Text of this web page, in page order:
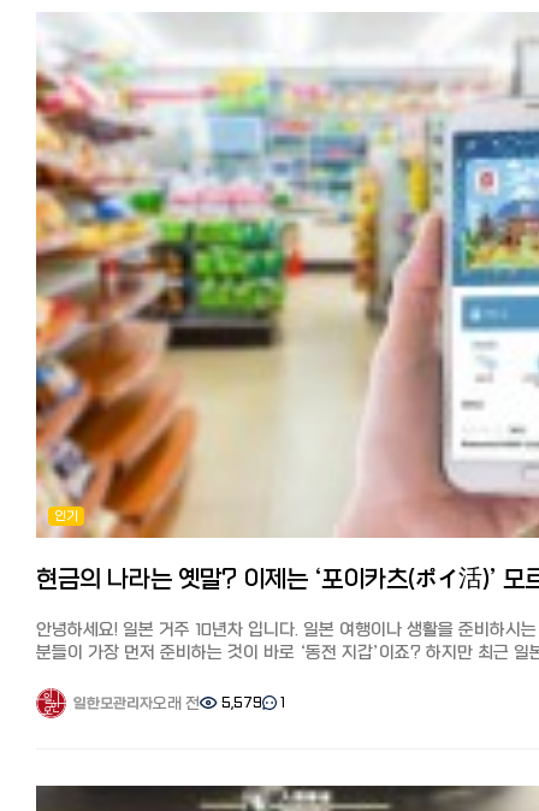
구매하는 것입니다.
SAZO(사조)의 사용법, 자세히 보려면 여기↓ 일본에서 한국제품 직구,
구매대행사이트 추천! 일본 온라인쇼핑몰보다 싼 SAZO(사조), 쿠폰
Amazon(아마존) 특징 일본 최대 규모의 온라인 쇼핑몰인 아마존에서도
한국 화장품이 계속해서 늘어나고 있습니다.
품목 구성이 한국 화장품 전문 온라인몰에 비하면 적지만, 일본 창고에서
발송이 많아 아마존 프라임을 이용하면 다음 날~2일 내에 도착하고
배송비가 저렴한 것이 가장 큰 특징입니다.
배송비 한 건의 주문 총액이 2,000엔 이상이면 무료 배송인 점포가
많습니다. 프라임 회원은 무료 배송입니다.
아마존에서 한국 화장품 확인하기
라쿠텐 시장 특징 라쿠텐 시장에서도 한국 화장품이 매년 늘어나고
있습니다.
아마존과 마찬가지로 일본 발송이 많아 배송이 1~3일 내로 빠르며, 쇼핑
마라톤이나 라쿠텐 슈퍼 세일 기간을 이용하면 실질적으로 일본 최저가
구매할 수 있는 경우가 많습니다.
라쿠텐 이용자라면 SPU(포인트 배율 상승)로 더욱 저렴하게 한국 화장
구매할 수 있습니다.
배송비 한 건의 주문 총액이 3,980엔 이상이면 무료 배송인 점포가
많습니다. 3,980엔 미만일 경우 약 500~800엔 정도입니다.
라쿠텐 시장에서 한국 화장품 확인하기
DHOLIC(디홀릭) 특징 DHOLIC(디홀릭)도 무신사와 마찬가지로 패션
일본 법인이 운영하고 있어 고객지원이 탄탄하고, 반품·교환도 쉬워 해외
한국 패션 아이템과 함께 구매할 수 있고, 배송비가 저렴하며 배송이 빠
점도 추천 포인트입니다.
550엔
DHOLIC(디홀릭)에서 한국 화장품 확인하기 StyleKorean(스타일코
브랜드 공식과 제휴가 많아 정품만 취급하고, 타임세일·브랜드세일 등을
내려가는 일이 드물어 겨울 한달살기에 가장 적합합니다.
5. 현지 분위기: 나의 성향과 맞는 도시는? 도쿄: "바쁘고 세련된 도시인의
삶". 인프라가 완벽하고 현대적인 문화를 선호하는 분들에게 최고의
선택입니다. 오사카: "활기차고 정겨운 이웃". 사람들과 소통하기 좋아하고
에너지가 넘치는 환경을 원한다면 오사카가 정답입니다. 후쿠오카:
"여유롭고 조용한 일상". 복잡한 대도시보다 바다와 자연이 가까운 곳에
느긋하게 지내고 싶은 분들에게 추천합니다. 교토: "전통과 사색의 시간".
고즈넉한 사찰과 골목을 거닐며 일본의 역사를 느끼고 싶은 분들에게
적합하지만, 넘치는 관광객은 감수해야 합니다.
총평: 나에게 맞는 도시 찾기 현대적인 인프라와 다양한 볼거리가
중요하다면? ➡ 도쿄 사람 냄새 나는 시장과 맛있는 음식, 가성비가
중요하다면? ➡ 오사카 가장 저렴한 비용으로 여유로운 생활을 즐기고
싶다면? ➡ 후쿠오카 일본 특유의 전통적인 미학에 푹 빠지고 싶다면? ➡
교토
여러분의 일본 한달살기 드림 시티는 어디인가요?
댓글로 여러분의 계획이나 궁금한 점을 공유해 주세요! 다음 포스팅에서
각 도시별 숙소 예약 꿀팁을 소개해 드릴게요.
#일본한달살기 #일본여행 #도쿄한달살기 #오사카한달살기 #
후쿠오카한달살기 #교토한달살기 #일본생활비 #일본날씨 #
한달살기추천 #해외한달살기
조용하고 정돈된 분위기가 강합니다. 오사카(나니와): 예로부터 '천하의
부엌'이라 불리던 상업 도시입니다. 실용적인 이익과 인간관계, 활발한
교류를 중시하는 상인 정신이 도시의 근간이 되었습니다. 2. 말투의 온도
차: 표준어 vs 관서벤(사투리) 도쿄: 표준어를 사용하며 어조가 부드럽고
정중합니다. 상대방과 일정한 거리를 유지하는 세련된 느낌을 줍니다.
오사카: '관서벤(칸사이벤)'이라 불리는 특유의 사투리를 씁니다. 억양이
강하고 리듬감이 있어 감정 표현이 풍부하고 훨씬 활기찬 인상을 줍니다.
예시 비교 도쿄: "そうですね (소데스네 / 그렇네요)" - 정중한 동의 오사카:
"そやな〜！ (소야나 / 그렇지~!)" - 친근한 맞장구 3. 인간관계와 대화
방식 도쿄 사람: 타인에게 폐를 끼치지 않는 '메이와쿠(迷惑)' 문화를
최우선으로 합니다. 처음엔 조심스럽고 경계하는 듯 보이지만, 한 번 쌓인
신뢰는 깊고 오래갑니다. 엘리베이터나 전철에서는 침묵이 기본 매너입
오사카 사람: 개방적이고 정이 많습니다. 초면에도 스스럼없이 말을 걸며,
시장이나 식당에서도 사장님과 손님이 친구처럼 농담을 주고받는 풍경이
흔합니다. 모르는 사람에게 길을 물어도 자기 일처럼 친절하게 알려주는
'따뜻한 오지랖'이 특징입니다. 4. 돈을 쓰는 법: 품격 vs 가성비 두 지역의
경제 관념은 확연히 다릅니다. 도쿄: 브랜드와 품질, 그리고 **'트렌드'**를
중시합니다. 가격이 비싸더라도 내 삶의 가치를 높여주는 물건이라면
기꺼이 지불합니다. (자랑할 때: "이거 정말 비싼 거야.") 오사카: 실용성과
'가성비'가 최고입니다. "손해 보는 것은 절대 못 참는다"는 상인 기질이
있어, 흥정하는 것을 부끄러워하지 않습니다. (자랑할 때: "이거 원래 비싼
건데 이만큼 싸게 샀다!") 요시모토 만자이 공연모습(보케와 츠코미) 5.
유머의 본고장, 오사카의 '보케와 츠코미' 오사카는 일본 개그(만자이)의
성지입니다. 일상 대화에서도 웃음을 주는 것이 일종의 의무처럼
여겨집니다. 보케(Boke): 엉뚱한 짓을 하거나 바보 같은 말을 하는 역할.
츠코미(Tsukkomi): 보케의 실수를 날카롭게 지적하며 웃음을 유발하는
연기를 해줄 만큼 유머에 진심입니다. 반면 도쿄의 유머는 조금 더
냉소적이고 지적인 '블랙 코미디'나 자조적인 스타일이 주를 이룹니다. 6.
라이벌 관계를 유지합니다. 야구: 도쿄의 '요미우리 자이언츠' vs 오사카의
인기
안녕하세요! 일본 거주 10년차 입니다. 일본 여행이나 생활을 준비하시는
분들이 가장 먼저 준비하는 것이 바로 ‘동전 지갑’이죠? 하지만 최근 일
포인트 앱을 켜느냐? 가 생활비 절약의 핵심이 되었는데요. 오늘은 일본
생활 0년 차라면 반드시 알아야 할 실전 일본 결제 및 포인트 카드 활용
지금은 편의점부터 동네 작은 식당까지 QR코드 결제가 보급되었습니다.
일한모관리자오래 전 5,579